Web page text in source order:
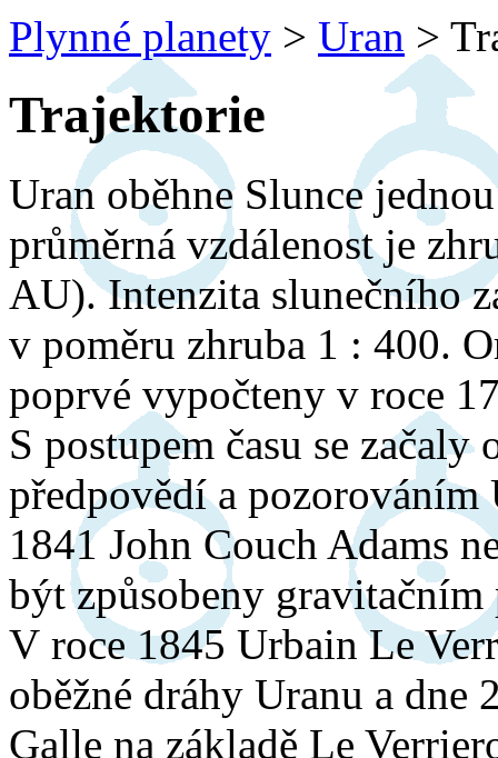
Plynné planety > Uran >
Trajektorie
Uran oběhne Slunce
průměrná vzdálenost je
AU). Intenzita slunečního
v poměru zhruba 1 : 400.
poprvé vypočteny v roce
S postupem času se
předpovědí a pozorováním
1841 John Couch Adams
být způsobeny
V roce 1845 Urbain Le
oběžné dráhy Uranu a dne
Galle na základě Le